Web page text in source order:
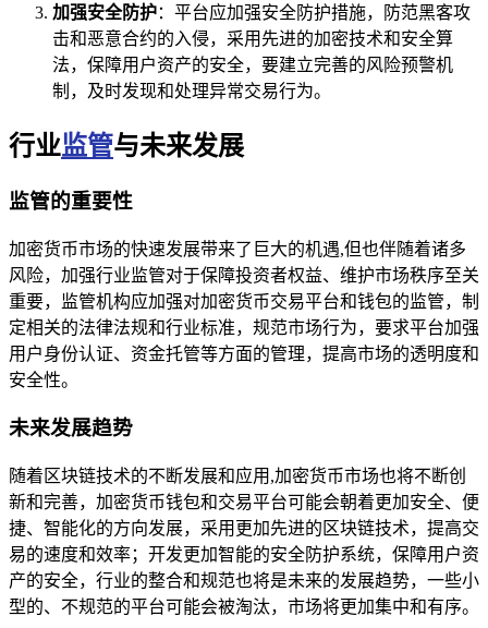
加强安全防护：平台应加强安全防护措施，防范黑客攻
击和恶意合约的入侵，采用先进的加密技术和安全算
法，保障用户资产的安全，要建立完善的风险预警机
制，及时发现和处理异常交易行为。
行业监管与未来发展
监管的重要性
加密货币市场的快速发展带来了巨大的机遇,但也伴随着诸多
风险，加强行业监管对于保障投资者权益、维护市场秩序至关
重要，监管机构应加强对加密货币交易平台和钱包的监管，制
定相关的法律法规和行业标准，规范市场行为，要求平台加强
用户身份认证、资金托管等方面的管理，提高市场的透明度和
安全性。
未来发展趋势
随着区块链技术的不断发展和应用,加密货币市场也将不断创
新和完善，加密货币钱包和交易平台可能会朝着更加安全、便
捷、智能化的方向发展，采用更加先进的区块链技术，提高交
易的速度和效率；开发更加智能的安全防护系统，保障用户资
产的安全，行业的整合和规范也将是未来的发展趋势，一些小
型的、不规范的平台可能会被淘汰，市场将更加集中和有序。